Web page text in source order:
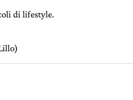
di lifestyle.